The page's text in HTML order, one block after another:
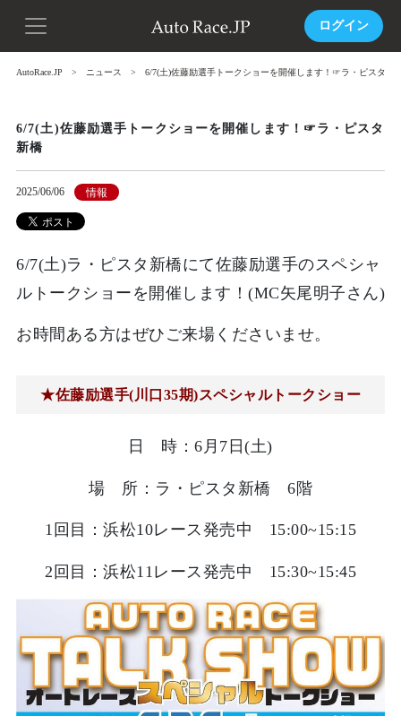
ログイン
AutoRace.JP ニュース 6/7(土)佐藤励選手トークショーを開催します！☞ラ・ピスタ新
6/7(土)佐藤励選手トークショーを開催します！☞ラ・ピスタ
新橋
2025/06/06 情報
6/7(土)ラ・ピスタ新橋にて佐藤励選手のスペシャ
ルトークショーを開催します！(MC矢尾明子さん)
お時間ある方はぜひご来場くださいませ。
★佐藤励選手(川口35期)スペシャルトークショー
日 時：6月7日(土)
場 所：ラ・ピスタ新橋 6階
1回目：浜松10レース発売中 15:00~15:15
2回目：浜松11レース発売中 15:30~15:45